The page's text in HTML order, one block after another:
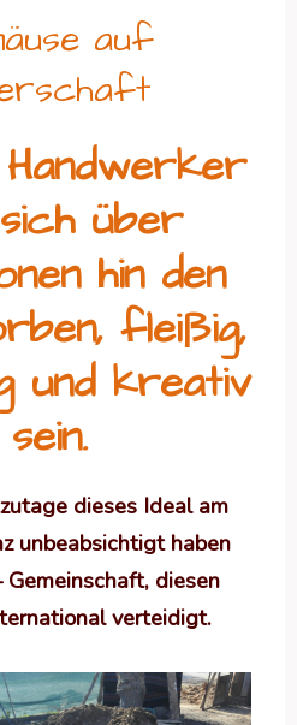
auf
über
hin den
fleißig,
und kreativ
dieses Ideal am
unbeabsichtigt haben
Gemeinschaft, diesen
verteidigt.